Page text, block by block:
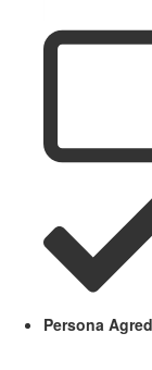
Persona